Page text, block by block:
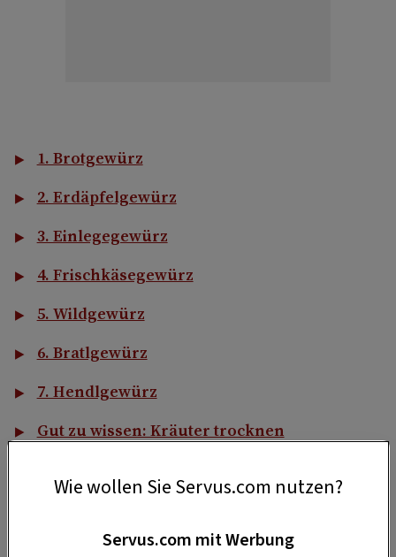
1. Brotgewürz
2. Erdäpfelgewürz
3. Einlegegewürz
4. Frischkäsegewürz
5. Wildgewürz
6. Bratlgewürz
7. Hendlgewürz
Gut zu wissen: Kräuter trocknen
Wie wollen Sie Servus.com nutzen?
Servus.com mit Werbung